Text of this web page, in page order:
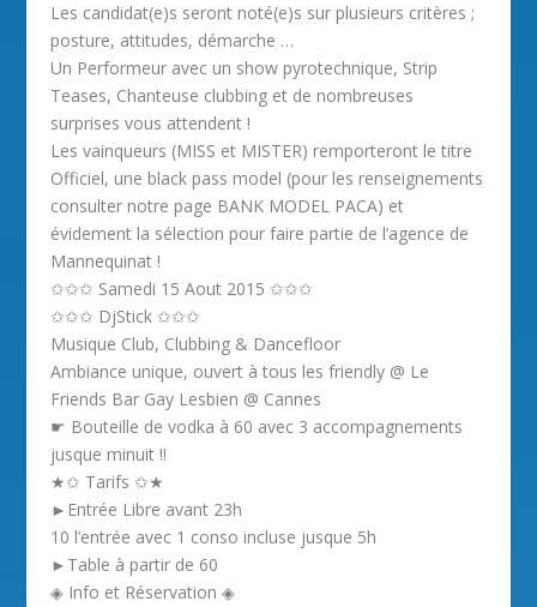
Les candidat(e)s seront noté(e)s sur plusieurs critères ;
posture, attitudes, démarche …
Un Performeur avec un show pyrotechnique, Strip
Teases, Chanteuse clubbing et de nombreuses
surprises vous attendent !
Les vainqueurs (MISS et MISTER) remporteront le titre
Officiel, une black pass model (pour les renseignements
consulter notre page BANK MODEL PACA) et
évidement la sélection pour faire partie de l’agence de
Mannequinat !
✩✩✩ Samedi 15 Aout 2015 ✩✩✩
✩✩✩ DjStick ✩✩✩
Musique Club, Clubbing & Dancefloor
Ambiance unique, ouvert à tous les friendly @ Le
Friends Bar Gay Lesbien @ Cannes
☛ Bouteille de vodka à 60 avec 3 accompagnements
jusque minuit !!
★✩ Tarifs ✩★
►Entrée Libre avant 23h
10 l’entrée avec 1 conso incluse jusque 5h
►Table à partir de 60
◈ Info et Réservation ◈